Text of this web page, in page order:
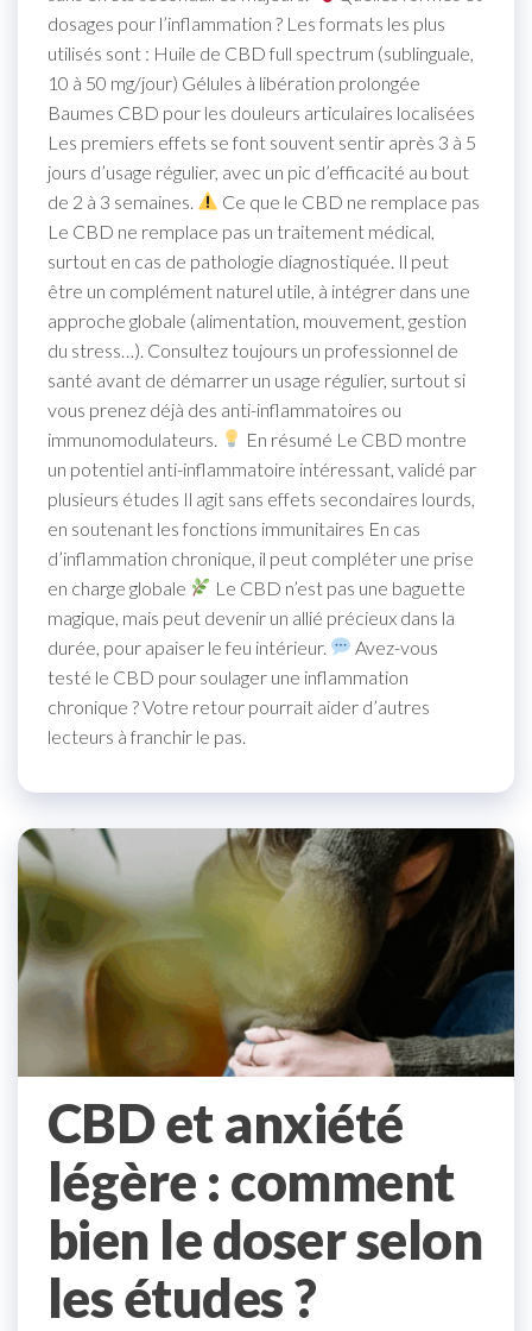
dosages pour l’inflammation ? Les formats les plus
utilisés sont : Huile de CBD full spectrum (sublinguale,
10 à 50 mg/jour) Gélules à libération prolongée
Baumes CBD pour les douleurs articulaires localisées
Les premiers effets se font souvent sentir après 3 à 5
jours d’usage régulier, avec un pic d’efficacité au bout
de 2 à 3 semaines.
Ce que le CBD ne remplace pas
Le CBD ne remplace pas un traitement médical,
surtout en cas de pathologie diagnostiquée. Il peut
être un complément naturel utile, à intégrer dans une
approche globale (alimentation, mouvement, gestion
du stress…). Consultez toujours un professionnel de
santé avant de démarrer un usage régulier, surtout si
vous prenez déjà des anti-inflammatoires ou
immunomodulateurs.
En résumé Le CBD montre
un potentiel anti-inflammatoire intéressant, validé par
plusieurs études Il agit sans effets secondaires lourds,
en soutenant les fonctions immunitaires En cas
d’inflammation chronique, il peut compléter une prise
en charge globale
Le CBD n’est pas une baguette
magique, mais peut devenir un allié précieux dans la
durée, pour apaiser le feu intérieur.
Avez-vous
testé le CBD pour soulager une inflammation
chronique ? Votre retour pourrait aider d’autres
lecteurs à franchir le pas.
CBD et anxiété
légère : comment
bien le doser selon
les études ?